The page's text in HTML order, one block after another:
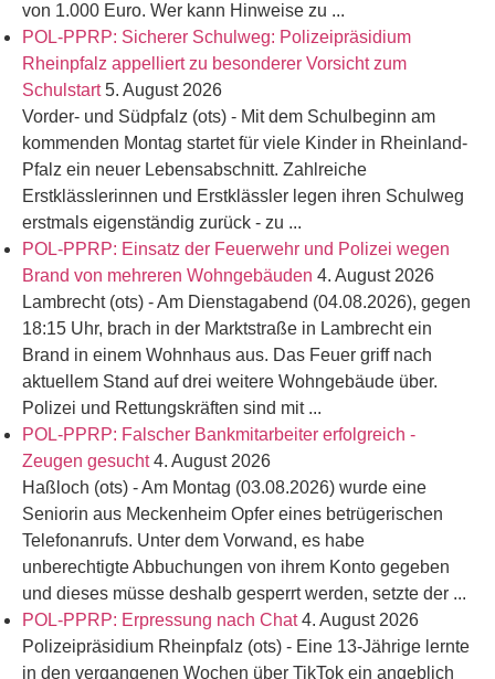
von 1.000 Euro. Wer kann Hinweise zu ...
POL-PPRP: Sicherer Schulweg: Polizeipräsidium
Rheinpfalz appelliert zu besonderer Vorsicht zum
Schulstart 5. August 2026
Vorder- und Südpfalz (ots) - Mit dem Schulbeginn am
kommenden Montag startet für viele Kinder in Rheinland-
Pfalz ein neuer Lebensabschnitt. Zahlreiche
Erstklässlerinnen und Erstklässler legen ihren Schulweg
erstmals eigenständig zurück - zu ...
POL-PPRP: Einsatz der Feuerwehr und Polizei wegen
Brand von mehreren Wohngebäuden 4. August 2026
Lambrecht (ots) - Am Dienstagabend (04.08.2026), gegen
18:15 Uhr, brach in der Marktstraße in Lambrecht ein
Brand in einem Wohnhaus aus. Das Feuer griff nach
aktuellem Stand auf drei weitere Wohngebäude über.
Polizei und Rettungskräften sind mit ...
POL-PPRP: Falscher Bankmitarbeiter erfolgreich -
Zeugen gesucht 4. August 2026
Haßloch (ots) - Am Montag (03.08.2026) wurde eine
Seniorin aus Meckenheim Opfer eines betrügerischen
Telefonanrufs. Unter dem Vorwand, es habe
unberechtigte Abbuchungen von ihrem Konto gegeben
und dieses müsse deshalb gesperrt werden, setzte der ...
POL-PPRP: Erpressung nach Chat 4. August 2026
Polizeipräsidium Rheinpfalz (ots) - Eine 13-Jährige lernte
in den vergangenen Wochen über TikTok ein angeblich